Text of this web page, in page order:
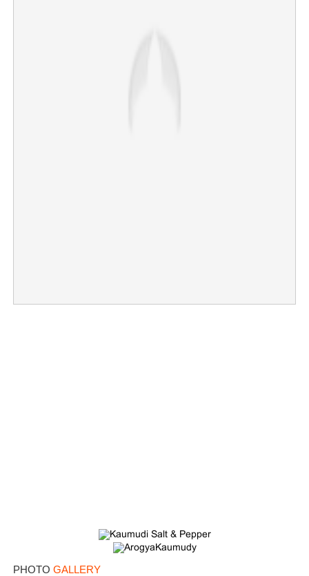
PHOTO GALLERY